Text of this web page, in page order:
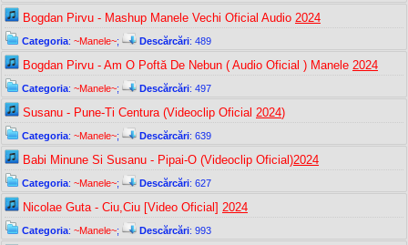
Bogdan Pirvu - Mashup Manele Vechi Oficial Audio 2024
Categoria: ~Manele~; Descărcări: 489
Bogdan Pirvu - Am O Poftă De Nebun ( Audio Oficial ) Manele 2024
Categoria: ~Manele~; Descărcări: 497
Susanu - Pune-Ti Centura (Videoclip Oficial 2024)
Categoria: ~Manele~; Descărcări: 639
Babi Minune Si Susanu - Pipai-O (Videoclip Oficial)2024
Categoria: ~Manele~; Descărcări: 627
Nicolae Guta - Ciu,Ciu [Video Oficial] 2024
Categoria: ~Manele~; Descărcări: 993